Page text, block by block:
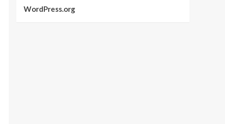
WordPress.org